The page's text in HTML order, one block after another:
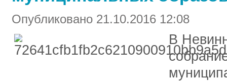
Опубликовано 21.10.2016 12:08
В